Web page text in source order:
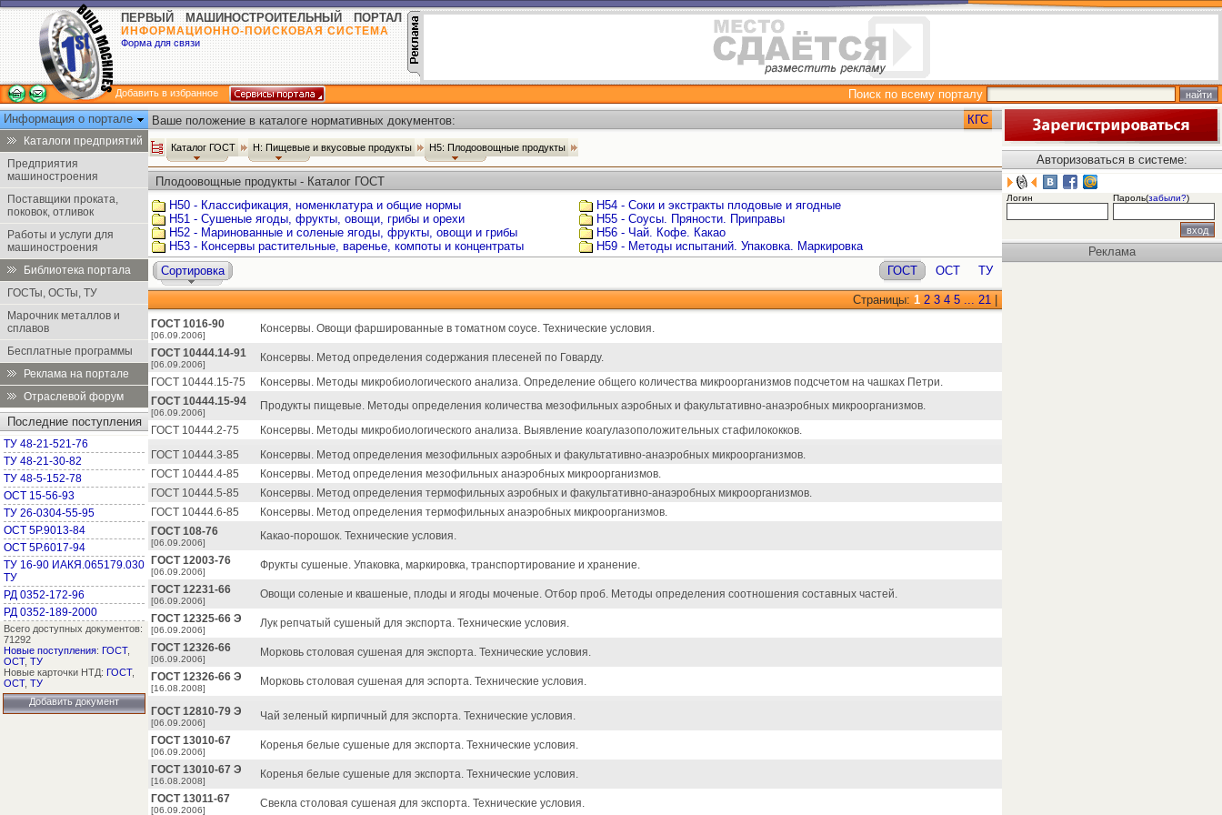
ПЕРВЫЙ МАШИНОСТРОИТЕЛЬНЫЙ ПОРТАЛ
ИНФОРМАЦИОННО-ПОИСКОВАЯ СИСТЕМА
Форма для связи
Добавить в избранное
Поиск по всему порталу
Информация о портале
Каталоги предприятий
Предприятия
машиностроения
Поставщики проката,
поковок, отливок
Работы и услуги для
машиностроения
Библиотека портала
ГОСТы, ОСТы, ТУ
Марочник металлов и
сплавов
Бесплатные программы
Реклама на портале
Отраслевой форум
Последние поступления
ТУ 48-21-521-76
ТУ 48-21-30-82
ТУ 48-5-152-78
ОСТ 15-56-93
ТУ 26-0304-55-95
ОСТ 5Р.9013-84
ОСТ 5Р.6017-94
ТУ 16-90 ИАКЯ.065179.030
ТУ
РД 0352-172-96
РД 0352-189-2000
Всего доступных документов:
71292
Новые поступления: ГОСТ,
ОСТ, ТУ
Новые карточки НТД: ГОСТ,
ОСТ, ТУ
Добавить документ
Ваше положение в каталоге нормативных документов: КГС
Каталог ГОСТ Н: Пищевые и вкусовые продукты Н5: Плодоовощные продукты
Плодоовощные продукты - Каталог ГОСТ
Н50 - Классификация, номенклатура и общие нормы
Н51 - Сушеные ягоды, фрукты, овощи, грибы и орехи
Н52 - Маринованные и соленые ягоды, фрукты, овощи и грибы
Н53 - Консервы растительные, варенье, компоты и концентраты
Н54 - Соки и экстракты плодовые и ягодные
Н55 - Соусы. Пряности. Приправы
Н56 - Чай. Кофе. Какао
Н59 - Методы испытаний. Упаковка. Маркировка
Сортировка
ГОСТ ОСТ ТУ
Страницы: 1 2 3 4 5 ... 21
ГОСТ 1016-90
[06.09.2006]
Консервы. Овощи фаршированные в томатном соусе. Технические условия.
ГОСТ 10444.14-91
[06.09.2006]
Консервы. Метод определения содержания плесеней по Говарду.
ГОСТ 10444.15-75
Консервы. Методы микробиологического анализа. Определение общего количества микроорганизмов подсчетом на чашках Петри.
ГОСТ 10444.15-94
[06.09.2006]
Продукты пищевые. Методы определения количества мезофильных аэробных и факультативно-анаэробных микроорганизмов.
ГОСТ 10444.2-75
Консервы. Методы микробиологического анализа. Выявление коагулазоположительных стафилококков.
ГОСТ 10444.3-85
Консервы. Метод определения мезофильных аэробных и факультативно-анаэробных микроорганизмов.
ГОСТ 10444.4-85
Консервы. Метод определения мезофильных анаэробных микроорганизмов.
ГОСТ 10444.5-85
Консервы. Метод определения термофильных аэробных и факультативно-анаэробных микроорганизмов.
ГОСТ 10444.6-85
Консервы. Метод определения термофильных анаэробных микроорганизмов.
ГОСТ 108-76
[06.09.2006]
Какао-порошок. Технические условия.
ГОСТ 12003-76
[06.09.2006]
Фрукты сушеные. Упаковка, маркировка, транспортирование и хранение.
ГОСТ 12231-66
[06.09.2006]
Овощи соленые и квашеные, плоды и ягоды моченые. Отбор проб. Методы определения соотношения составных частей.
ГОСТ 12325-66 Э
[06.09.2006]
Лук репчатый сушеный для экспорта. Технические условия.
ГОСТ 12326-66
[06.09.2006]
Морковь столовая сушеная для экспорта. Технические условия.
ГОСТ 12326-66 Э
[16.08.2008]
Морковь столовая сушеная для эспорта. Технические условия.
ГОСТ 12810-79 Э
[06.09.2006]
Чай зеленый кирпичный для экспорта. Технические условия.
ГОСТ 13010-67
[06.09.2006]
Коренья белые сушеные для экспорта. Технические условия.
ГОСТ 13010-67 Э
[16.08.2008]
Коренья белые сушеные для экспорта. Технические условия.
ГОСТ 13011-67
[06.09.2006]
Свекла столовая сушеная для экспорта. Технические условия.
Авторизоваться в системе:
Логин Пароль(забыли?)
Реклама